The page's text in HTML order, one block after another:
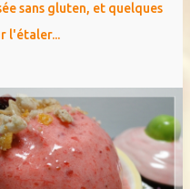
sans gluten, et quelques
l'étaler...